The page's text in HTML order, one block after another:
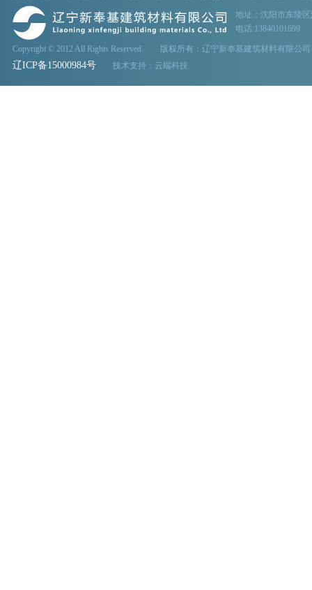
地址：沈阳市东陵
电话:13840101699
Copyright © 2012 All Rights Reserved. 版权所有：辽宁新奉基建筑材料有限公司
辽ICP备15000984号 技术支持： 云端科技